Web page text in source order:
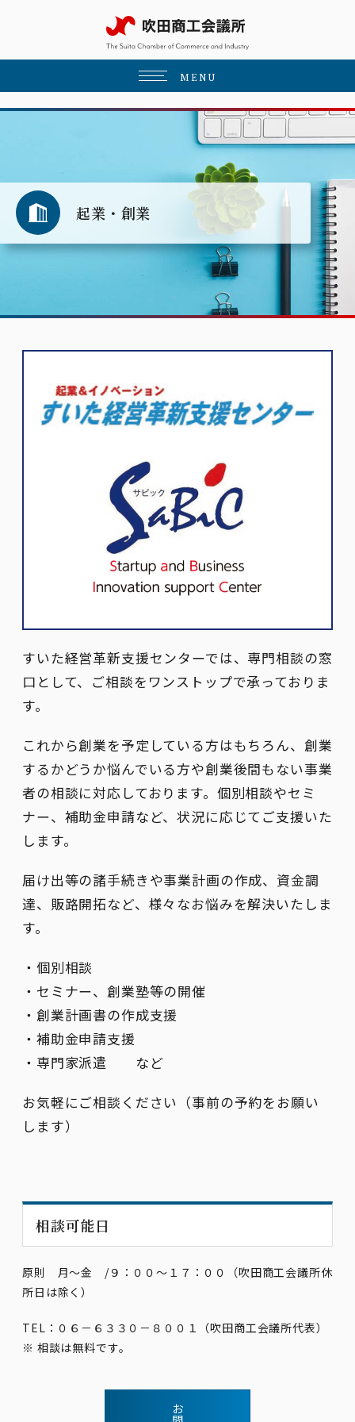
MENU
起業・創業
すいた経営革新支援センターでは、専門相談の窓
口として、ご相談をワンストップで承っておりま
す。
これから創業を予定している方はもちろん、創業
するかどうか悩んでいる方や創業後間もない事業
者の相談に対応しております。個別相談やセミ
ナー、補助金申請など、状況に応じてご支援いた
します。
届け出等の諸手続きや事業計画の作成、資金調
達、販路開拓など、様々なお悩みを解決いたしま
す。
・個別相談
・セミナー、創業塾等の開催
・創業計画書の作成支援
・補助金申請支援
・専門家派遣 など
お気軽にご相談ください（事前の予約をお願い
します）
相談可能日
原則 月～金 /９：００～１７：００（吹田商工会議所休
所日は除く）
TEL：０６－６３３０－８００１（吹田商工会議所代表）
※ 相談は無料です。
お